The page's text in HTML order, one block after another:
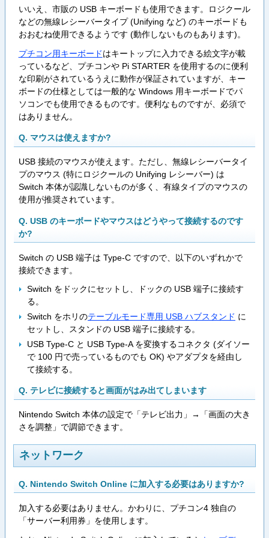
いいえ、市販の USB キーボードも使用できます。ロジクール
などの無線レシーバータイプ (Unifying など) のキーボードも
おおむね使用できるようです (動作しないものもあります)。
プチコン用キーボードはキートップに入力できる絵文字が載
っているなど、プチコンや Pi STARTER を使用するのに便利
な印刷がされているうえに動作が保証されていますが、キー
ボードの仕様としては一般的な Windows 用キーボードでパ
ソコンでも使用できるものです。便利なものですが、必須で
はありません。
Q. マウスは使えますか?
USB 接続のマウスが使えます。ただし、無線レシーバータイ
プのマウス (特にロジクールの Unifying レシーバー) は
Switch 本体が認識しないものが多く、有線タイプのマウスの
使用が推奨されています。
Q. USB のキーボードやマウスはどうやって接続するのです
か?
Switch の USB 端子は Type-C ですので、以下のいずれかで
接続できます。
Switch をドックにセットし、ドックの USB 端子に接続す
る。
Switch をホリのテーブルモード専用 USB ハブスタンド に
セットし、スタンドの USB 端子に接続する。
USB Type-C と USB Type-A を変換するコネクタ (ダイソー
で 100 円で売っているものでも OK) やアダプタを経由し
て接続する。
Q. テレビに接続すると画面がはみ出てしまいます
Nintendo Switch 本体の設定で「テレビ出力」→「画面の大き
さを調整」で調節できます。
ネットワーク
Q. Nintendo Switch Online に加入する必要はありますか?
加入する必要はありません。かわりに、プチコン4 独自の
「サーバー利用券」を使用します。